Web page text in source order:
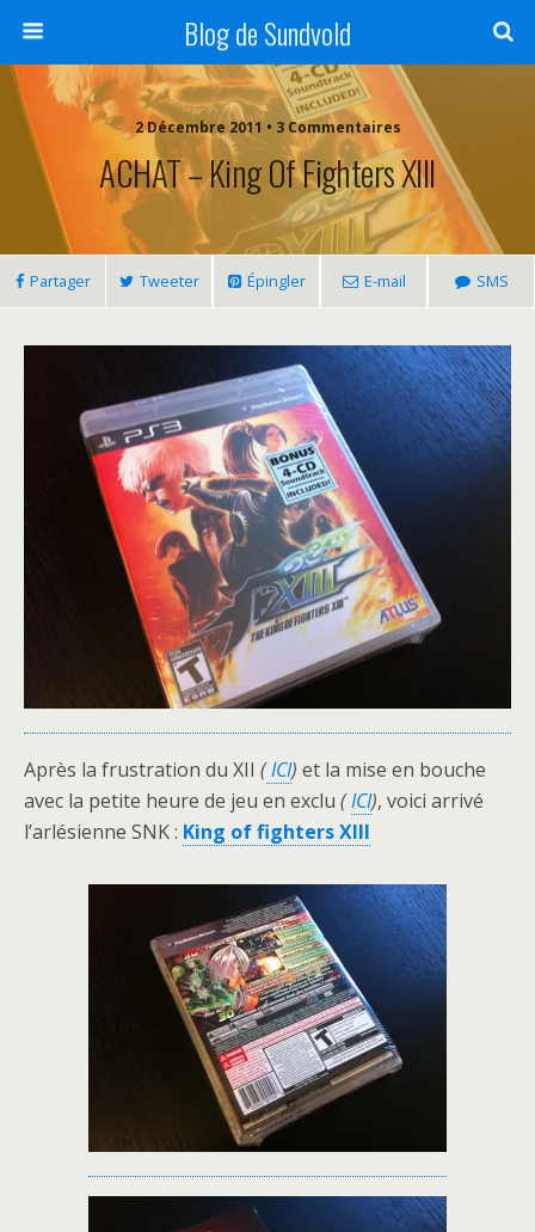
Blog de Sundvold
2 Décembre 2011 • 3 Commentaires
ACHAT – King Of Fighters XIII
Partager Tweeter Épingler E-mail SMS
Après la frustration du XII (ICI) et la mise en bouche
avec la petite heure de jeu en exclu (ICI), voici arrivé
l’arlésienne SNK : King of fighters XIII